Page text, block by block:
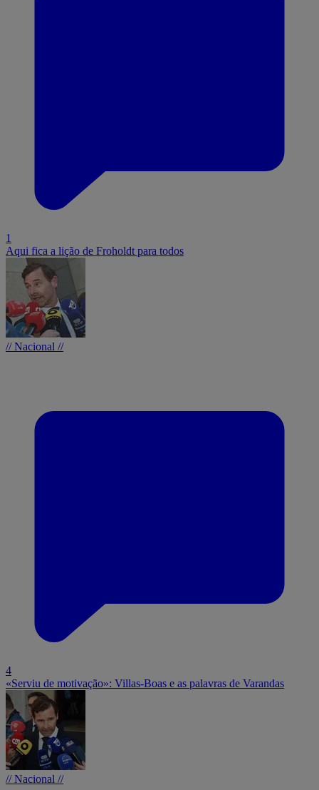
1
Aqui fica a lição de Froholdt para todos
// Nacional //
4
«Serviu de motivação»: Villas-Boas e as palavras de Varandas
// Nacional //